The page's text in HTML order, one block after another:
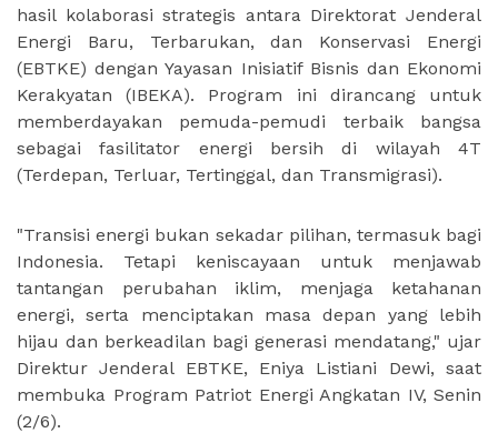
hasil kolaborasi strategis antara Direktorat Jenderal
Energi Baru, Terbarukan, dan Konservasi Energi
(EBTKE) dengan Yayasan Inisiatif Bisnis dan Ekonomi
Kerakyatan (IBEKA). Program ini dirancang untuk
memberdayakan pemuda-pemudi terbaik bangsa
sebagai fasilitator energi bersih di wilayah 4T
(Terdepan, Terluar, Tertinggal, dan Transmigrasi).
"Transisi energi bukan sekadar pilihan, termasuk bagi
Indonesia. Tetapi keniscayaan untuk menjawab
tantangan perubahan iklim, menjaga ketahanan
energi, serta menciptakan masa depan yang lebih
hijau dan berkeadilan bagi generasi mendatang," ujar
Direktur Jenderal EBTKE, Eniya Listiani Dewi, saat
membuka Program Patriot Energi Angkatan IV, Senin
(2/6).